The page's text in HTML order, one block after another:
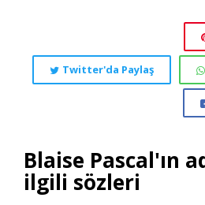
Twitter'da Paylaş
Blaise Pascal'ın
ilgili sözleri